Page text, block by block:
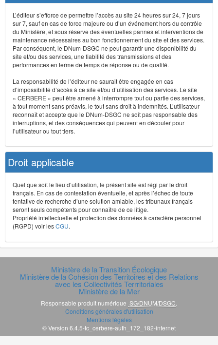
L’éditeur s’efforce de permettre l’accès au site 24 heures sur 24, 7 jours
sur 7, sauf en cas de force majeure ou d’un événement hors du contrôle
du Ministère, et sous réserve des éventuelles pannes et interventions de
maintenance nécessaires au bon fonctionnement du site et des services.
Par conséquent, le DNum-DSGC ne peut garantir une disponibilité du
site et/ou des services, une fiabilité des transmissions et des
performances en terme de temps de réponse ou de qualité.
La responsabilité de l’éditeur ne saurait être engagée en cas
d’impossibilité d’accès à ce site et/ou d’utilisation des services. Le site
« CERBERE » peut être amené à interrompre tout ou partie des services,
à tout moment sans préavis, le tout sans droit à indemnités. L’utilisateur
reconnaît et accepte que le DNum-DSGC ne soit pas responsable des
interruptions, et des conséquences qui peuvent en découler pour
l’utilisateur ou tout tiers.
Droit applicable
Quel que soit le lieu d’utilisation, le présent site est régi par le droit
français. En cas de contestation éventuelle, et après l’échec de toute
tentative de recherche d’une solution amiable, les tribunaux français
seront seuls compétents pour connaître de ce litige.
Propriété intellectuelle et protection des données à caractère personnel
(RGPD) voir lesCGU.
Ministère de la Transition Écologique
Ministère de la Cohésion des Territoires et des Relations
avec les Collectivités Terrritoriales
Ministère de la Mer
Responsable produit numérique SG/DNUM/DSGC
Conditions générales d'utilisation
Mentions légales
© Version 6.4.5-tc_cerbere-auth_172_182-internet